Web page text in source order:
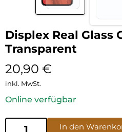
Displex Real Glass
Transparent
20,90 €
inkl. MwSt.
Online verfügbar
In den